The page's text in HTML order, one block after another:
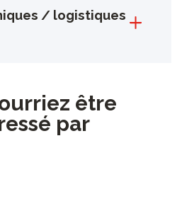
/ logistiques
être
par